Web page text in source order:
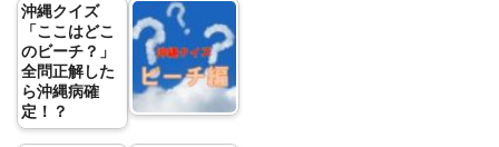
沖縄クイズ
「ここはどこ
のビーチ？」
全問正解した
ら沖縄病確
定！？